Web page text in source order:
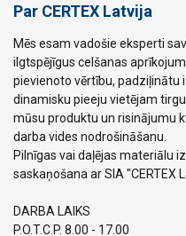
Par CERTEX Latvija
Mēs esam vadošie eksperti
ilgtspējīgus celšanas
pievienoto vērtību, padziļinātu
dinamisku pieeju vietējam
mūsu produktu un risinājumu
darba vides nodrošināšanu.
Pilnīgas vai daļējas materiālu
saskaņošana ar SIA "CERTEX
DARBA LAIKS
P.O.T.C.P. 8.00 - 17.00